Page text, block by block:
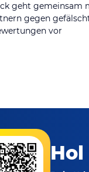
geht gemeinsam
gegen
vor